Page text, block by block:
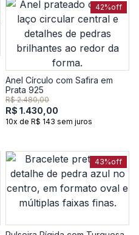
42%off
Anel Círculo com Safira em
Prata 925
R$ 2.480,00
R$ 1.430,00
10x de R$ 143 sem juros
43%off